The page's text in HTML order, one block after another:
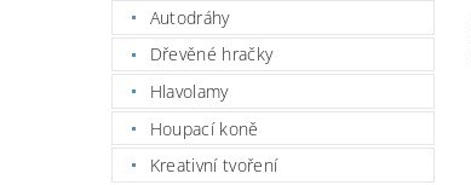
Autodráhy
Dřevěné hračky
Hlavolamy
Houpací koně
Kreativní tvoření